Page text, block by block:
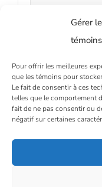
Gérer
témoins
Pour offrir les meilleures
que les témoins pour
Le fait de consentir à ces
telles que le comportement
fait de ne pas consentir ou
négatif sur certaines
Copyright - 2026